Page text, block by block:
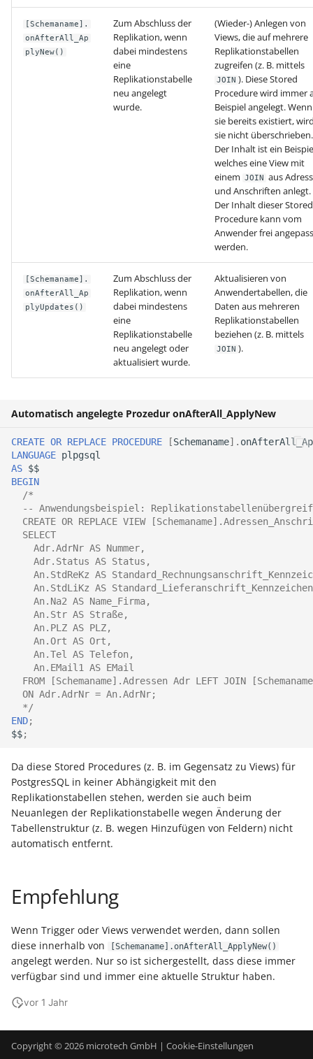
[Schemaname].
onAfterAll_Ap
plyNew()
Zum Abschluss der
Replikation, wenn
dabei mindestens
eine
Replikationstabelle
neu angelegt
wurde.
(Wieder-) Anlegen von
Views, die auf mehrere
Replikationstabellen
zugreifen (z. B. mittels
JOIN ). Diese Stored
Procedure wird immer
Beispiel angelegt. Wenn
sie bereits existiert,
sie nicht überschrieben.
Der Inhalt ist ein
welches eine View mit
einem JOIN
aus
und Anschriften anlegt.
Der Inhalt dieser Stored
Procedure kann vom
Anwender frei
werden.
[Schemaname].
onAfterAll_Ap
plyUpdates()
Zum Abschluss der
Replikation, wenn
dabei mindestens
eine
Replikationstabelle
neu angelegt oder
aktualisiert wurde.
Aktualisieren von
Anwendertabellen, die
Daten aus mehreren
Replikationstabellen
beziehen (z. B. mittels
JOIN ).
Automatisch angelegte Prozedur onAfterAll_ApplyNew
CREATE OR REPLACE PROCEDURE [Schemaname].
LANGUAGE plpgsql
AS $$
BEGIN
/*
-- Anwendungsbeispiel:
CREATE OR REPLACE VIEW
  SELECT
    Adr.AdrNr AS Nummer,
    Adr.Status AS Status,
An.StdReKz AS
An.StdLiKz AS
    An.Na2 AS Name_Firma,
    An.Str AS Straße,
    An.PLZ AS PLZ,
    An.Ort AS Ort,
    An.Tel AS Telefon,
    An.EMail1 AS EMail
FROM [Schemaname].Adressen Adr LEFT JOIN
  ON Adr.AdrNr = An.AdrNr;
  */
END;
$$;
Da diese Stored Procedures (z. B. im Gegensatz zu Views) für
PostgresSQL in keiner Abhängigkeit mit den
Replikationstabellen stehen, werden sie auch beim
Neuanlegen der Replikationstabelle wegen Änderung der
Tabellenstruktur (z. B. wegen Hinzufügen von Feldern) nicht
automatisch entfernt.
Empfehlung
Wenn Trigger oder Views verwendet werden, dann sollen
diese innerhalb von
[Schemaname].onAfterAll_ApplyNew()
angelegt werden. Nur so ist sichergestellt, dass diese immer
verfügbar sind und immer eine aktuelle Struktur haben.
vor 1 Jahr
Unterstützung für vCards
Bereinigungsassistent -
Datenerfassung vor dem
Warengruppensummen
der Positionserfassung
beim Wandeln
Datenprüfung über
definierbar - Bereichs-
Aktionen
Prüfroutine für "Regeln
Positionen"
Regeln für
Zahlungsverkehreingang
Beispiele für Regeln
Regeln für Plattformen
Commerce-Bereich)
Regeln für Logistik-
Arbeitsplatz (Logistik &
Versand)
Kassenprüfung TSE
Verschiedene
verschiedene Werte
Copyright © 2026 microtech GmbH | Cookie-Einstellungen